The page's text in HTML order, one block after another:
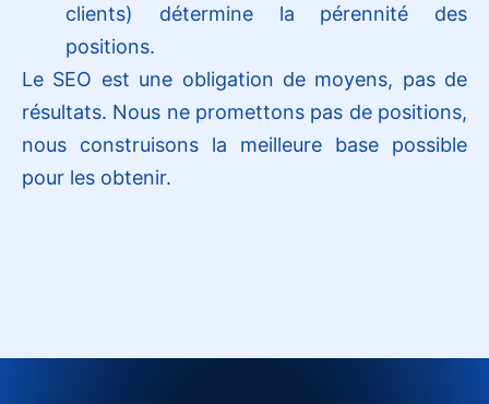
clients) détermine la pérennité des
positions.
Le SEO est une obligation de moyens, pas de
résultats. Nous ne promettons pas de positions,
nous construisons la meilleure base possible
pour les obtenir.